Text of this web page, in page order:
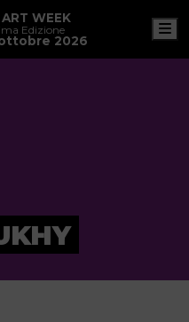
WEEK
Edizione
2026